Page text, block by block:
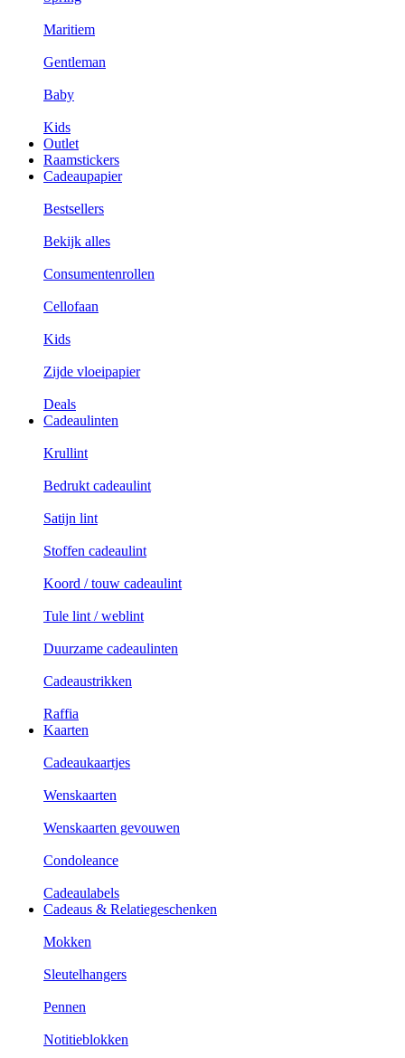
Maritiem
Gentleman
Baby
Kids
Outlet
Raamstickers
Cadeaupapier
Bestsellers
Bekijk alles
Consumentenrollen
Cellofaan
Kids
Zijde vloeipapier
Deals
Cadeaulinten
Krullint
Bedrukt cadeaulint
Satijn lint
Stoffen cadeaulint
Koord / touw cadeaulint
Tule lint / weblint
Duurzame cadeaulinten
Cadeaustrikken
Raffia
Kaarten
Cadeaukaartjes
Wenskaarten
Wenskaarten gevouwen
Condoleance
Cadeaulabels
Cadeaus & Relatiegeschenken
Mokken
Sleutelhangers
Pennen
Notitieblokken